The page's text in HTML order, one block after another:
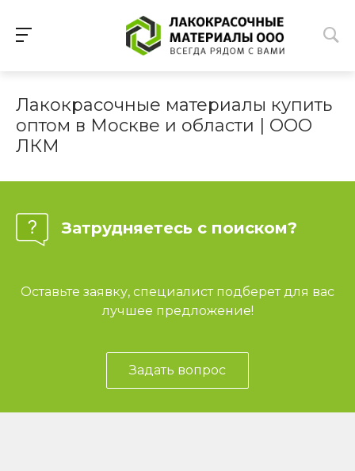
Лакокрасочные материалы купить
оптом в Москве и области | ООО
ЛКМ
Затрудняетесь с поиском?
Оставьте заявку, специалист подберет для вас
лучшее предложение!
Задать вопрос